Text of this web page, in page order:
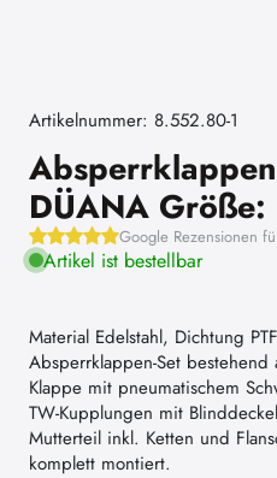
Artikelnummer: 8.552.80-1
DÜANA
Google Rezensionen
Artikel ist bestellbar
Material Edelstahl, Dichtung
Absperrklappen-Set bestehend
Klappe mit pneumatischem
TW-Kupplungen mit
Mutterteil inkl. Ketten und
komplett montiert.